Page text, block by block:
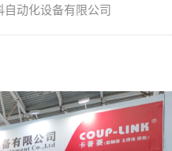
自动化设备有限公司